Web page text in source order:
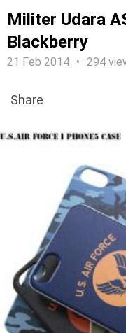
Militer Udara
Blackberry
21 Feb 2014 294
Share